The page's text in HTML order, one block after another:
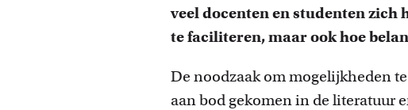
veel docenten en studenten
te faciliteren, maar ook hoe
De noodzaak om mogelijkheden
aan bod gekomen in de literatuur